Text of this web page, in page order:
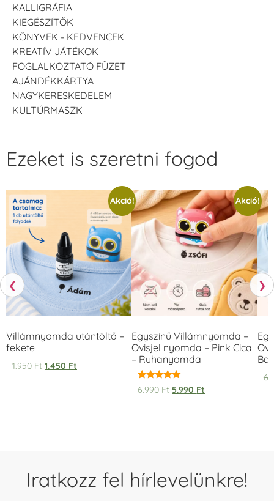
KALLIGRÁFIA
KIEGÉSZÍTŐK
KÖNYVEK - KEDVENCEK
KREATÍV JÁTÉKOK
FOGLALKOZTATÓ FÜZET
AJÁNDÉKKÁRTYA
NAGYKERESKEDELEM
KULTÚRMASZK
❮
Ezeket is szeretni fogod
Akció!
Villámnyomda utántöltő –
fekete
1.950Ft 1.450 Ft
Akció!
Egyszínű Villámnyomda –
Ovisjel nyomda – Pink Cica
– Ruhanyomda
Értékelés:
5.00
6.990Ft 5.990 Ft
❯
Iratkozz fel hírlevelünkre!